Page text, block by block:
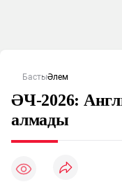
БастыӘлем
ӘЧ-2026:
алмады